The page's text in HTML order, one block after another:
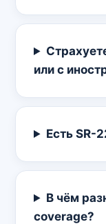
или с
Есть SR-
В чём
coverage?